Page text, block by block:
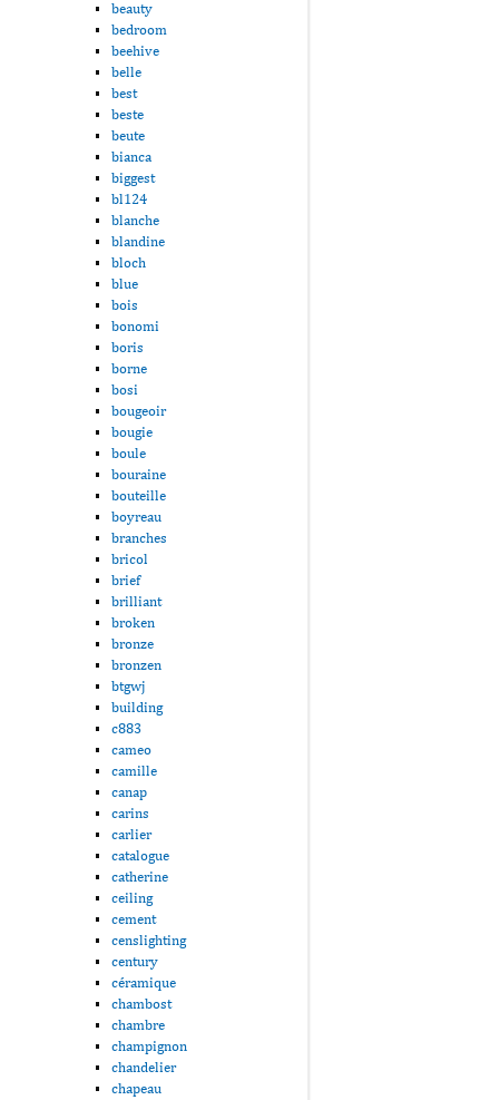
beauty
bedroom
beehive
belle
best
beste
beute
bianca
biggest
bl124
blanche
blandine
bloch
blue
bois
bonomi
boris
borne
bosi
bougeoir
bougie
boule
bouraine
bouteille
boyreau
branches
bricol
brief
brilliant
broken
bronze
bronzen
btgwj
building
c883
cameo
camille
canap
carins
carlier
catalogue
catherine
ceiling
cement
censlighting
century
céramique
chambost
chambre
champignon
chandelier
chapeau